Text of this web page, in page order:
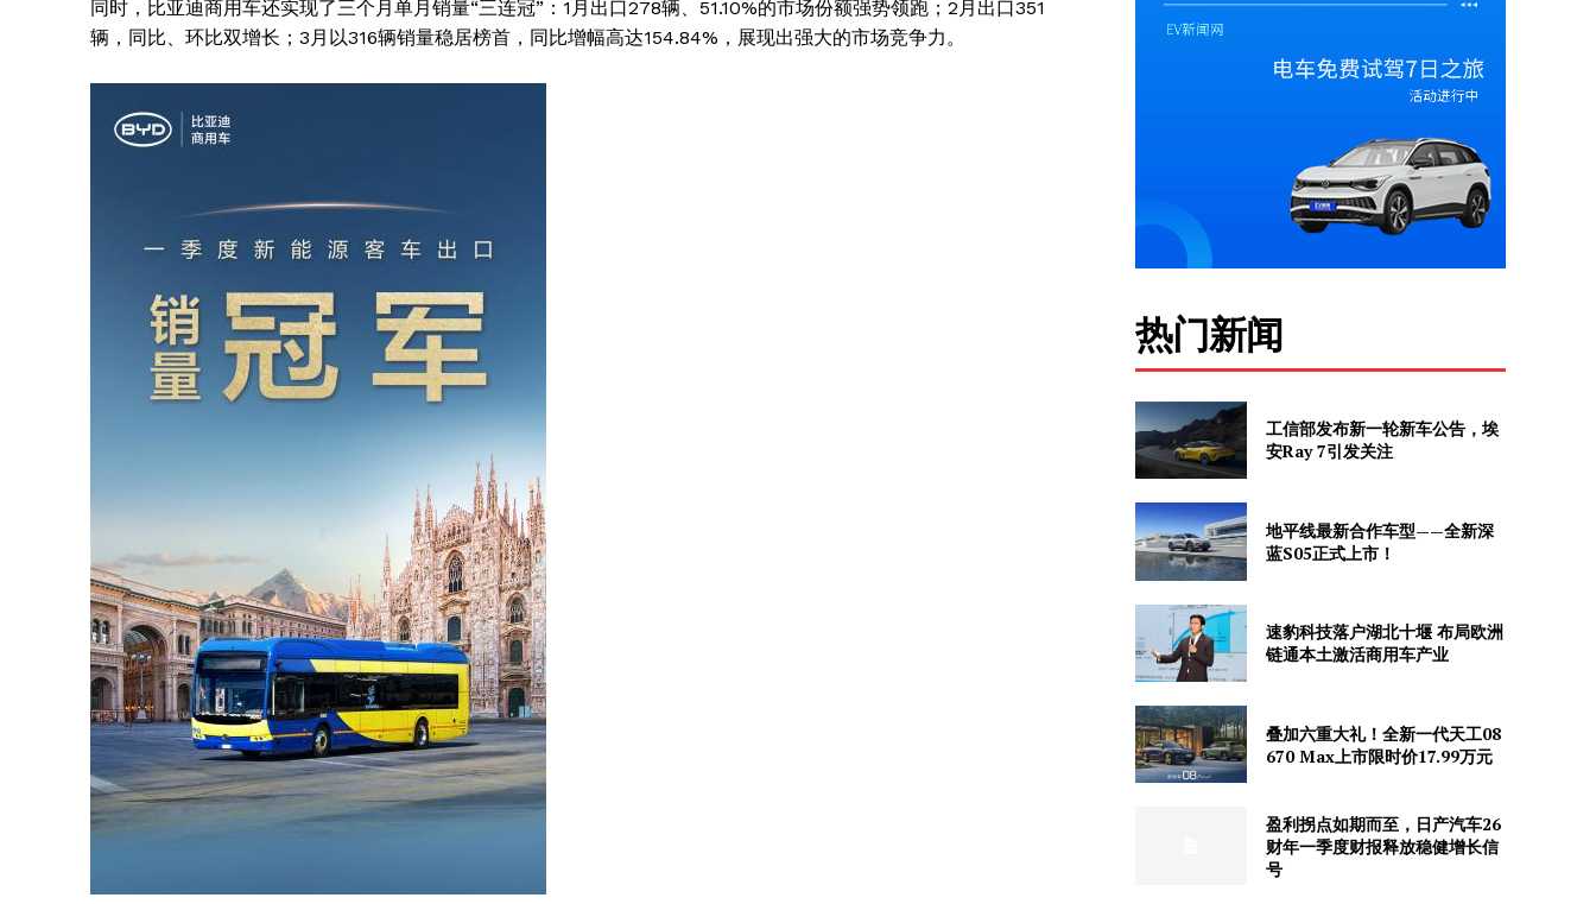
News Week
Magazine PRO
SUBSCRIBE NOW
同时，比亚迪商用车还实现了三个月单月销量“三连冠”：1月出口278辆、51.10%的市场份额强势领跑；2月出口351
辆，同比、环比双增长；3月以316辆销量稳居榜首，同比增幅高达154.84%，展现出强大的市场竞争力。
热门新闻
工信部发布新一轮新车公告，埃
安Ray 7引发关注
地平线最新合作车型——全新深
蓝S05正式上市！
速豹科技落户湖北十堰 布局欧洲
链通本土激活商用车产业
叠加六重大礼！全新一代天工08
670 Max上市限时价17.99万元
盈利拐点如期而至，日产汽车26
财年一季度财报释放稳健增长信
号